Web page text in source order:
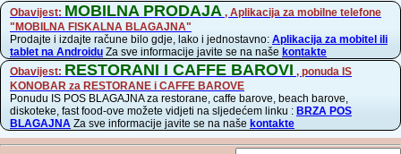
Obavijest: MOBILNA PRODAJA , Aplikacija za mobilne telefone
"MOBILNA FISKALNA BLAGAJNA"
Prodajte i izdajte račune bilo gdje, lako i jednostavno: Aplikacija za mobitel ili
tablet na Androidu Za sve informacije javite se na naše kontakte
Obavijest: RESTORANI I CAFFE BAROVI , ponuda IS
KONOBAR za RESTORANE i CAFFE BAROVE
Ponudu IS POS BLAGAJNA za restorane, caffe barove, beach barove,
diskoteke, fast food-ove možete vidjeti na sljedećem linku : BRZA POS
BLAGAJNA Za sve informacije javite se na naše kontakte